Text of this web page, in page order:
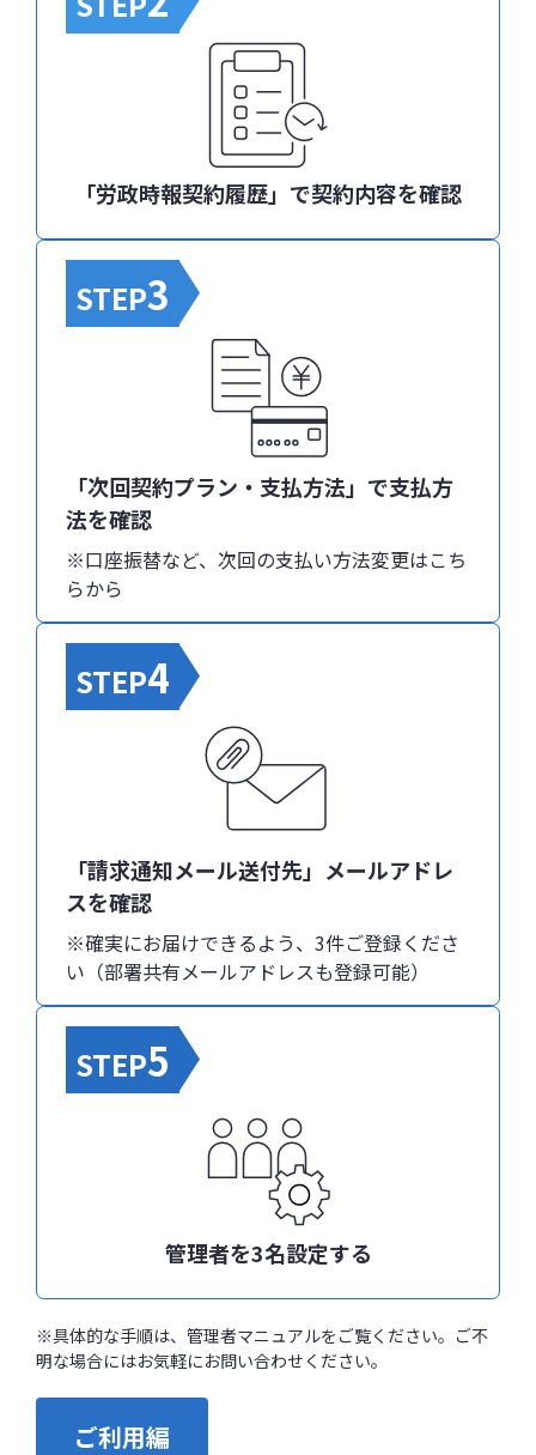
「労政時報契約履歴」で契約内容を確認
STEP3
「次回契約プラン・支払方法」で支払方
法を確認
※口座振替など、次回の支払い方法変更はこち
らから
STEP4
「請求通知メール送付先」メールアドレ
スを確認
※確実にお届けできるよう、3件ご登録くださ
い（部署共有メールアドレスも登録可能）
STEP5
管理者を3名設定する
※具体的な手順は、管理者マニュアルをご覧ください。ご不
明な場合にはお気軽にお問い合わせください。
ご利用編